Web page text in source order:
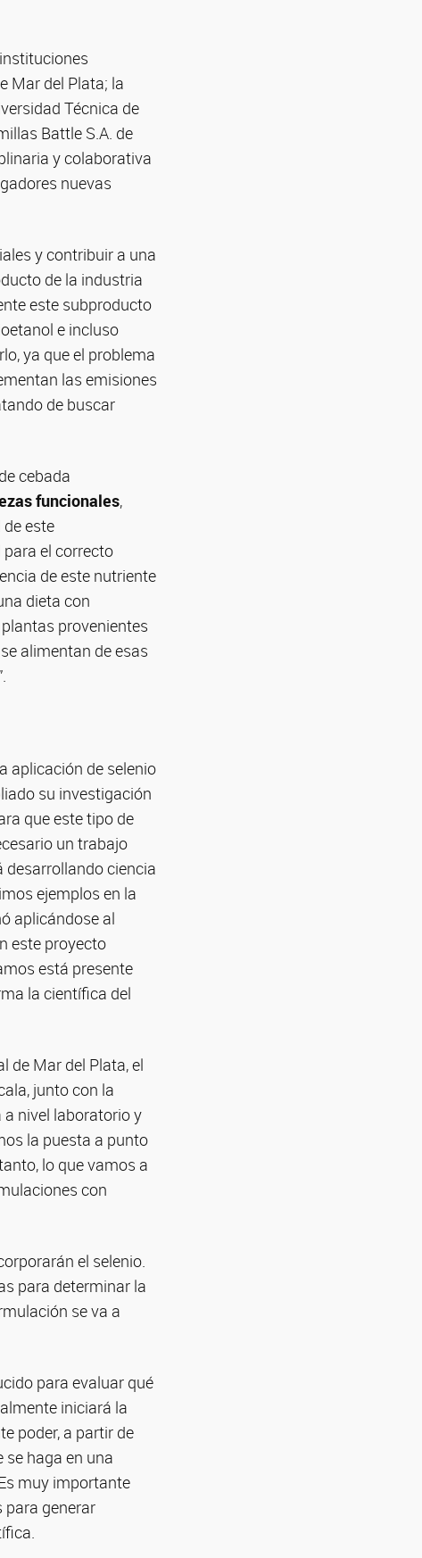
Mar del Plata; la
Técnica de
Battle S.A. de
y colaborativa
nuevas
y contribuir a una
de la industria
este subproducto
e incluso
ya que el problema
las emisiones
de buscar
cebada
funcionales,
este
para el correcto
de este nutriente
dieta con
provenientes
alimentan de esas
aplicación de selenio
su investigación
que este tipo de
un trabajo
desarrollando ciencia
ejemplos en la
aplicándose al
este proyecto
está presente
la científica del
de Mar del Plata, el
junto con la
a nivel laboratorio y
la puesta a punto
lo que vamos a
con
el selenio.
para determinar la
se va a
para evaluar qué
iniciará la
poder, a partir de
haga en una
muy importante
para generar